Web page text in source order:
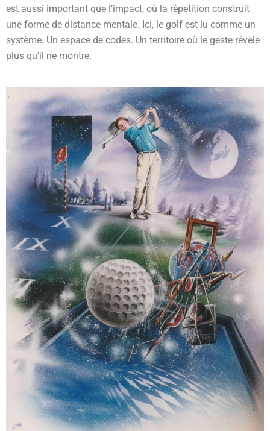
est aussi important que l’impact, où la répétition construit
une forme de distance mentale. Ici, le golf est lu comme un
système. Un espace de codes. Un territoire où le geste révèle
plus qu’il ne montre.